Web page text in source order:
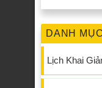
DANH MỤC
Lịch Khai